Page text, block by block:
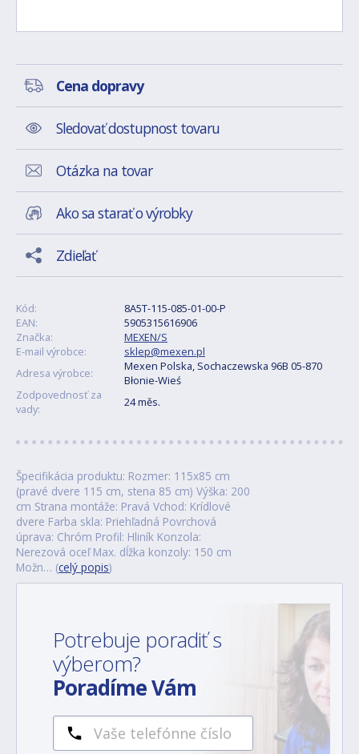
Cena dopravy
Sledovať dostupnost tovaru
Otázka na tovar
Ako sa starať o výrobky
Zdieľať
Kód:
8A5T-115-085-01-00-P
EAN:
5905315616906
Značka:
MEXEN/S
E-mail výrobce:
sklep@mexen.pl
Adresa výrobce:
Mexen Polska, Sochaczewska 96B 05-870
Błonie-Wieś
Zodpovednosť za
vady:
24 měs.
Špecifikácia produktu: Rozmer: 115x85 cm
(pravé dvere 115 cm, stena 85 cm) Výška: 200
cm Strana montáže: Pravá Vchod: Krídlové
dvere Farba skla: Priehľadná Povrchová
úprava: Chróm Profil: Hliník Konzola:
Nerezová oceľ Max. dĺžka konzoly: 150 cm
Možn… (celý popis)
Potrebuje poradiť s
výberom?
Poradíme Vám